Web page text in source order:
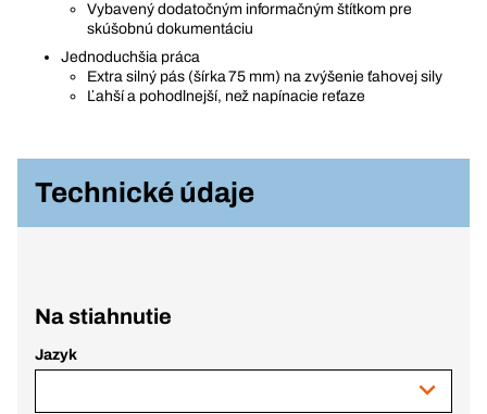
Vybavený dodatočným informačným štítkom pre
skúšobnú dokumentáciu
Jednoduchšia práca
Extra silný pás (šírka 75 mm) na zvýšenie ťahovej sily
Ľahší a pohodlnejší, než napínacie reťaze
Technické údaje
Na stiahnutie
Jazyk